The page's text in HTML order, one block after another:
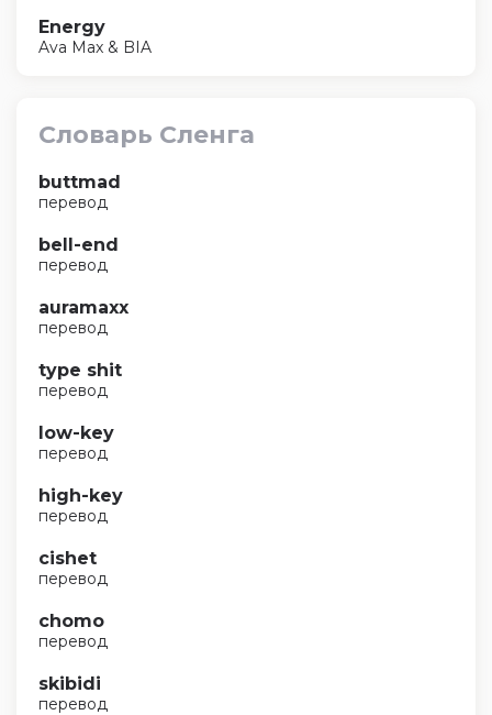
Energy
Ava Max & BIA
Словарь Сленга
buttmad
перевод
bell-end
перевод
auramaxx
перевод
type shit
перевод
low-key
перевод
high-key
перевод
cishet
перевод
chomo
перевод
skibidi
перевод